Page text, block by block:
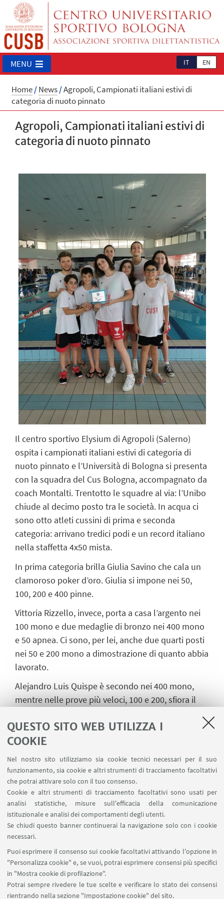
QUESTO SITO WEB UTILIZZA I
COOKIE
Nel nostro sito utilizziamo sia cookie tecnici necessari per il suo
funzionamento, sia cookie e altri strumenti di tracciamento facoltativi
che potrai attivare solo con il tuo consenso.
Cookie e altri strumenti di tracciamento facoltativi sono usati per
analisi statistiche, misure sull'efficacia della comunicazione
istituzionale e analisi dei comportamenti degli utenti.
Se chiudi questo banner continuerai la navigazione solo con i cookie
necessari.
Puoi esprimere il consenso sui cookie facoltativi attivando l'opzione in
"Personalizza cookie" e, se vuoi, potrai esprimere consensi più specifici
in "Mostra cookie di profilazione".
Potrai sempre rivedere le tue scelte e verificare lo stato dei consensi
rientrando nella sezione "Impostazione cookie" del sito.
IT EN
MENU
Home/News/Agropoli, Campionati italiani estivi di
categoria di nuoto pinnato
Agropoli, Campionati italiani estivi di
categoria di nuoto pinnato
Il centro sportivo Elysium di Agropoli (Salerno)
ospita i campionati italiani estivi di categoria di
nuoto pinnato e l’Università di Bologna si presenta
con la squadra del Cus Bologna, accompagnato da
coach Montalti. Trentotto le squadre al via: l’Unibo
chiude al decimo posto tra le società. In acqua ci
sono otto atleti cussini di prima e seconda
categoria: arrivano tredici podi e un record italiano
nella staffetta 4x50 mista.
In prima categoria brilla Giulia Savino che cala un
clamoroso poker d’oro. Giulia si impone nei 50,
100, 200 e 400 pinne.
Vittoria Rizzello, invece, porta a casa l’argento nei
100 mono e due medaglie di bronzo nei 400 mono
e 50 apnea. Ci sono, per lei, anche due quarti posti
nei 50 e 200 mono a dimostrazione di quanto abbia
lavorato.
Alejandro Luis Quispe è secondo nei 400 mono,
mentre nelle prove più veloci, 100 e 200, sfiora il
seconda categoria: la firma è quella di Caterina
Faccioli, nei 50 e 100 pinne.
E, come spesso accade, è nella prova a squadre
che il Cus Bologna dà il meglio. Oro e record
italiano nella 4x50 mista 2pinne+2mono con
Orlandini, Falchi, Savino e Rizzello!
Oro nella 4x50 mono con Lopez Quispe, Falchi,
Sensini, Rizzello. Oro nella 4x100 pinne con
Orlandini, Falchi, Rizzello, Savino. Argento nella
4x100 mono con Rizzello, falchi, Savino, Faccioli.